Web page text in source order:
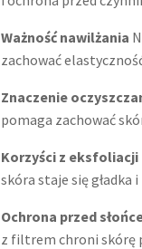
Ważność nawilżania
zachować
Znaczenie
pomaga zachować
Korzyści z eksfoliacji
skóra staje się gładka
Ochrona przed
z filtrem chroni skórę